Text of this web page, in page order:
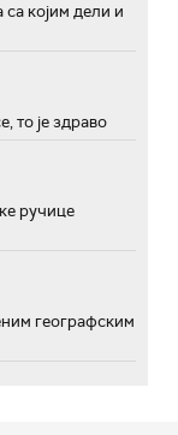
са којим дели и
то је здраво
ручице
географским